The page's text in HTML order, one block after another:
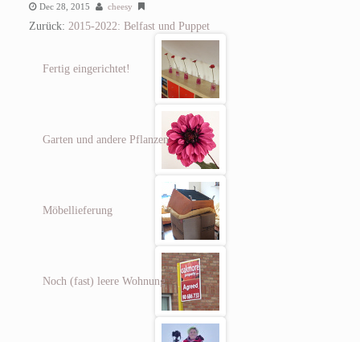
Dec 28, 2015 cheesy
Zurück: 2015-2022: Belfast und Puppet
Fertig eingerichtet!
Garten und andere Pflanzen
Möbellieferung
Noch (fast) leere Wohnung